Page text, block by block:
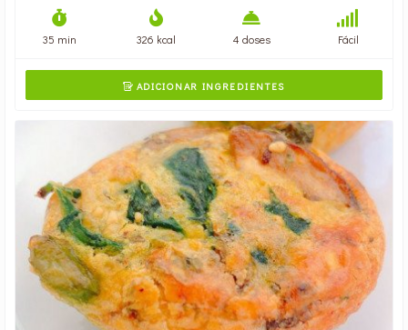
35 min 326 kcal 4 doses Fácil
ADICIONAR INGREDIENTES